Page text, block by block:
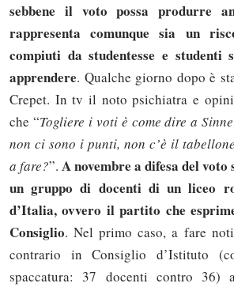
sebbene il voto possa produrre
rappresenta comunque sia un
compiuti da studentesse e studenti
apprendere. Qualche giorno dopo è
Crepet. In tv il noto psichiatra e
che “Togliere i voti è come dire a
non ci sono i punti, non c’è il
a fare?”. A novembre a difesa del
un gruppo di docenti di un liceo
d’Italia, ovvero il partito che
Consiglio. Nel primo caso, a fare
contrario in Consiglio d’Istituto
spaccatura: 37 docenti contro 36)